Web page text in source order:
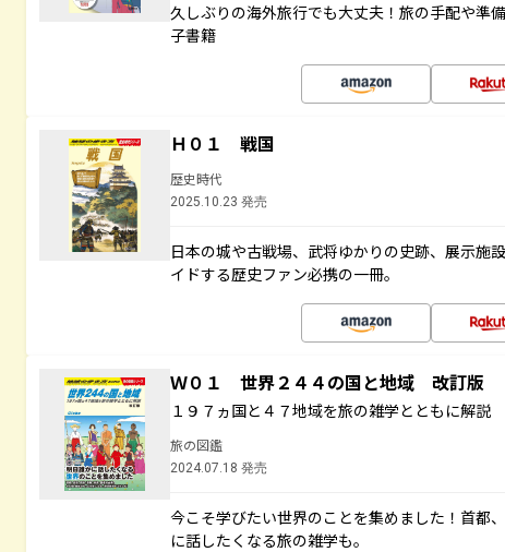
久しぶりの海外旅行でも大丈夫！旅の手配や準
子書籍
Ｈ０１ 戦国
歴史時代
2025.10.23 発売
日本の城や古戦場、武将ゆかりの史跡、展示施
イドする歴史ファン必携の一冊。
Ｗ０１ 世界２４４の国と地域 改訂版
１９７ヵ国と４７地域を旅の雑学とともに解説
旅の図鑑
2024.07.18 発売
今こそ学びたい世界のことを集めました！首都
に話したくなる旅の雑学も。